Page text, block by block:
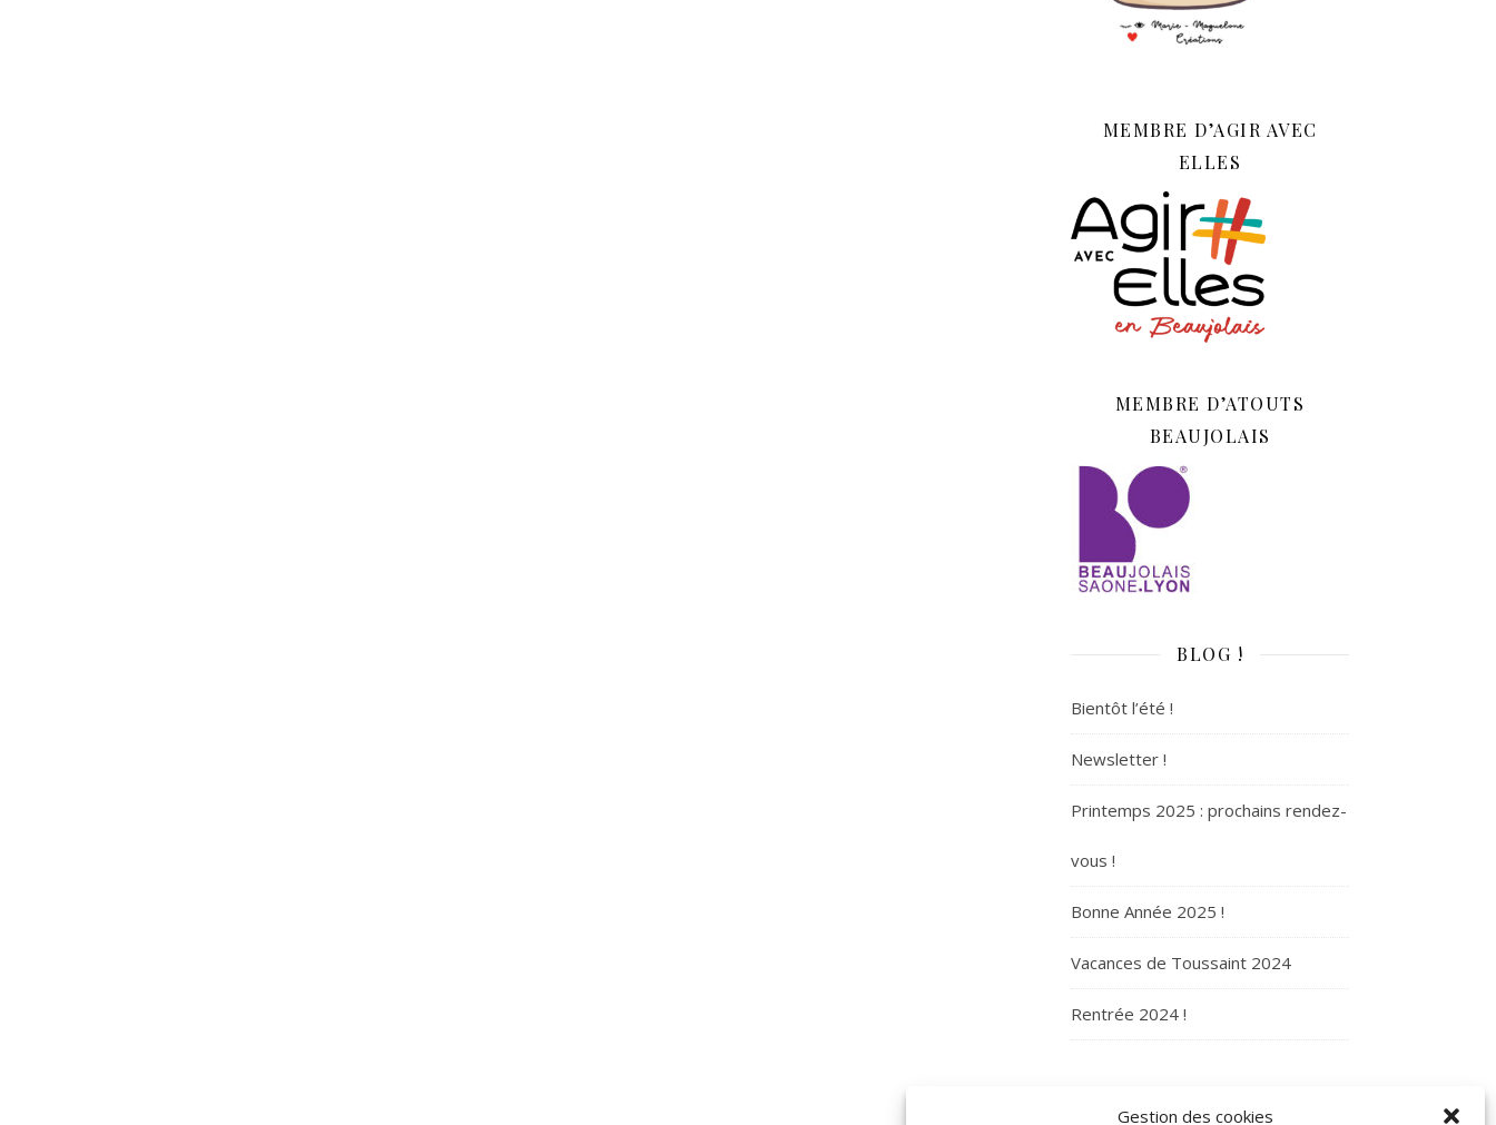
Gestion des cookies
MEMBRE D’AGIR AVEC
ELLES
MEMBRE D’ATOUTS
BEAUJOLAIS
BLOG !
Bientôt l’été !
Newsletter !
Printemps 2025 : prochains rendez-
vous !
Bonne Année 2025 !
Vacances de Toussaint 2024
Rentrée 2024 !